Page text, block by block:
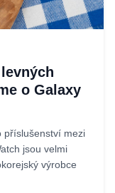
o Galaxy
příslušenství mezi
jsou velmi
výrobce